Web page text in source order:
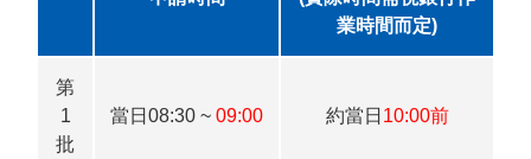
業時間而定)
第
1
批
當日08:30 ~ 09:00 約當日 10:00前